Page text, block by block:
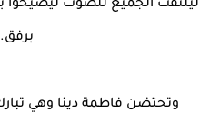
ليلتفت الجميع للصوت ليصيحوا
برفق.
وتحتضن فاطمة دينا وهي